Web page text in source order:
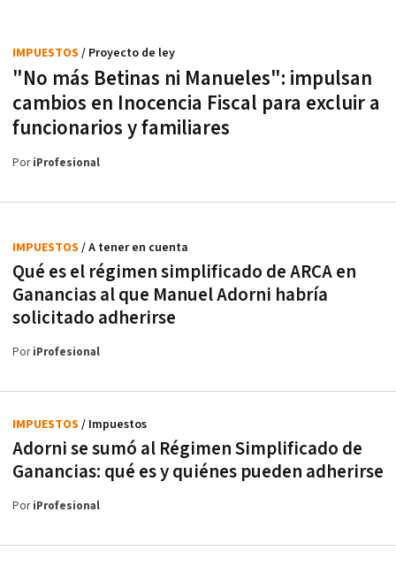
"No más Betinas ni Manueles": impulsan
cambios en Inocencia Fiscal para excluir a
funcionarios y familiares
IMPUESTOS / Proyecto de ley
PoriProfesional
Qué es el régimen simplificado de ARCA en
Ganancias al que Manuel Adorni habría
solicitado adherirse
IMPUESTOS / A tener en cuenta
PoriProfesional
Adorni se sumó al Régimen Simplificado de
Ganancias: qué es y quiénes pueden adherirse
IMPUESTOS / Impuestos
PoriProfesional